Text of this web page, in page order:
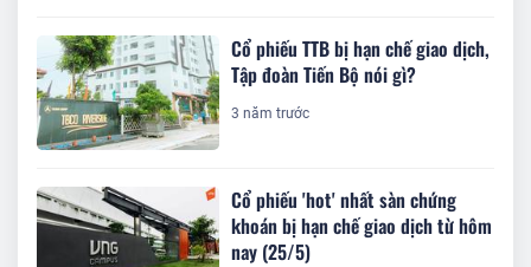
Cổ phiếu TTB bị hạn chế giao dịch,
Tập đoàn Tiến Bộ nói gì?
3 năm trước
Cổ phiếu 'hot' nhất sàn chứng
khoán bị hạn chế giao dịch từ hôm
nay (25/5)